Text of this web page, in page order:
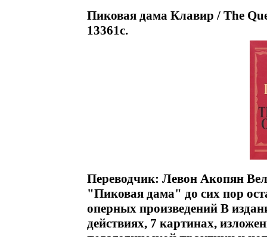
Пиковая дама Клавир / The
13361c.
Переводчик: Левон Акопян
"Пиковая дама" до сих пор
оперных произведений В
действиях, 7 картинах,